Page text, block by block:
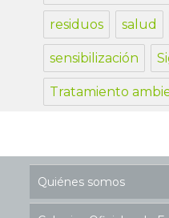
residuos salud
sensibilización
Tratamiento
Quiénes somos